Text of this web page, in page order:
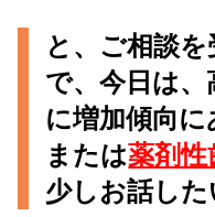
と、ご相談
で、今日は
に増加傾向
または薬剤
少しお話した